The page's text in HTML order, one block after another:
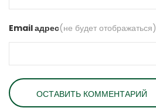
Email адрес(не будет отображаться)